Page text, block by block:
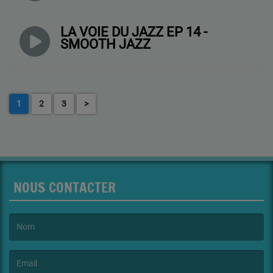
LA VOIE DU JAZZ EP 14 -
SMOOTH JAZZ
1 2 3 >
NOUS CONTACTER